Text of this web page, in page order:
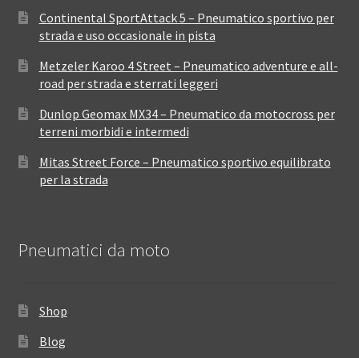
Continental SportAttack 5 – Pneumatico sportivo per
strada e uso occasionale in pista
Metzeler Karoo 4 Street – Pneumatico adventure e all-
road per strada e sterrati leggeri
Dunlop Geomax MX34 – Pneumatico da motocross per
terreni morbidi e intermedi
Mitas Street Force – Pneumatico sportivo equilibrato
per la strada
Pneumatici da moto
Shop
Blog